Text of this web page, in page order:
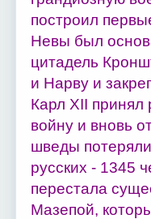
построил
Невы был
цитадель
и Нарву и
Карл XII
войну и вновь
шведы
русских ‑ 1345
перестала
Мазепой,